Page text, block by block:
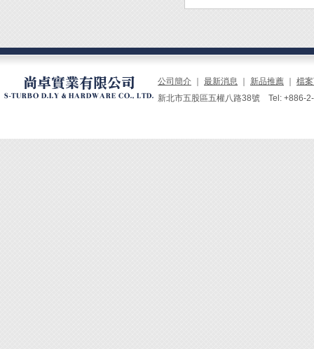
公司簡介 最新消息 新品推薦
檔
新北市五股區五權八路38號 Tel: